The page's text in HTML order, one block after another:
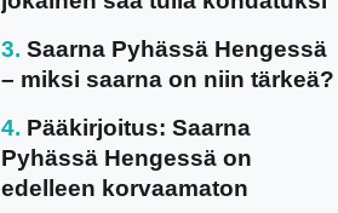
Saarna Pyhässä Hengessä
– miksi saarna on niin tärkeä?
Pääkirjoitus: Saarna
Pyhässä Hengessä on
edelleen korvaamaton